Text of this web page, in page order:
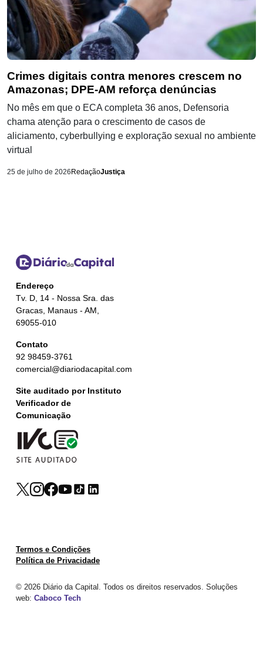
Crimes digitais contra menores crescem no
Amazonas; DPE-AM reforça denúncias
No mês em que o ECA completa 36 anos, Defensoria
chama atenção para o crescimento de casos de
aliciamento, cyberbullying e exploração sexual no ambiente
virtual
25 de julho de 2026 RedaçãoJustiça
Endereço
Tv. D, 14 - Nossa Sra. das
Gracas, Manaus - AM,
69055-010
Contato
92 98459-3761
comercial@diariodacapital.com
Site auditado por Instituto
Verificador de
Comunicação
© 2026 Diário da Capital. Todos os direitos reservados. Soluções
web: Caboco Tech
Termos e Condições
Política de Privacidade